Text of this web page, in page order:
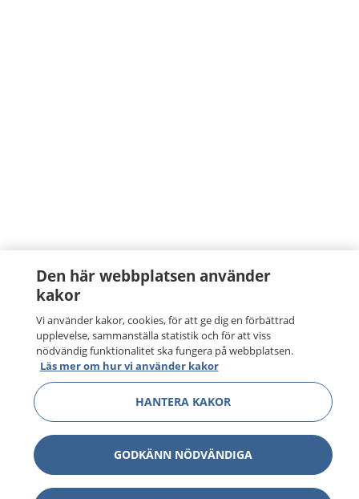
Den här webbplatsen använder
kakor
Vi använder kakor, cookies, för att ge dig en förbättrad
upplevelse, sammanställa statistik och för att viss
nödvändig funktionalitet ska fungera på webbplatsen.
Läs mer om hur vi använder kakor
HANTERA KAKOR
GODKÄNN NÖDVÄNDIGA